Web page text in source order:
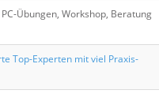
Übungen, Workshop, Beratung
Top-Experten mit viel Praxis-